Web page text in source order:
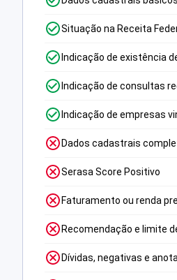
Situação na Receita
Indicação de existência
Indicação de consultas
Indicação de empresas
Dados cadastrais
Serasa Score Positivo
Faturamento ou renda
Recomendação e limite
Dívidas, negativas e